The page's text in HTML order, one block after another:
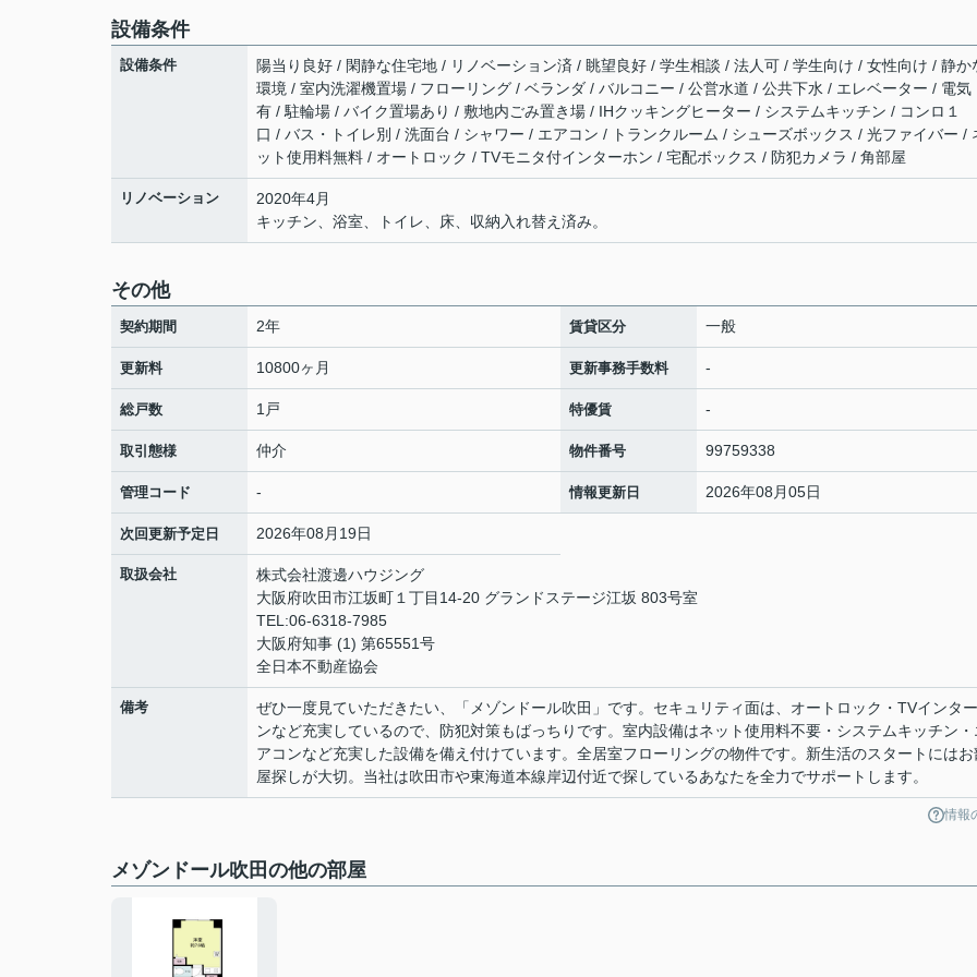
設備条件
設備条件
陽当り良好 / 閑静な住宅地 / リノベーション済 / 眺望良好 / 学生相談 / 法人可 / 学生向け / 女性向け / 静か
環境 / 室内洗濯機置場 / フローリング / ベランダ / バルコニー / 公営水道 / 公共下水 / エレベーター / 電気
有 / 駐輪場 / バイク置場あり / 敷地内ごみ置き場 / IHクッキングヒーター / システムキッチン / コンロ１
口 / バス・トイレ別 / 洗面台 / シャワー / エアコン / トランクルーム / シューズボックス / 光ファイバー /
ット使用料無料 / オートロック / TVモニタ付インターホン / 宅配ボックス / 防犯カメラ / 角部屋
リノベーション
2020年4月
キッチン、浴室、トイレ、床、収納入れ替え済み。
その他
契約期間 2年 賃貸区分 一般
更新料 10800ヶ月 更新事務手数料 -
総戸数 1戸 特優賃 -
取引態様 仲介 物件番号 99759338
管理コード - 情報更新日 2026年08月05日
次回更新予定日 2026年08月19日
取扱会社
株式会社渡邊ハウジング
大阪府吹田市江坂町１丁目14‐20 グランドステージ江坂 803号室
TEL:06-6318-7985
大阪府知事 (1) 第65551号
全日本不動産協会
備考
ぜひ一度見ていただきたい、「メゾンドール吹田」です。セキュリティ面は、オートロック・TVインタ
ンなど充実しているので、防犯対策もばっちりです。室内設備はネット使用料不要・システムキッチン・
アコンなど充実した設備を備え付けています。全居室フローリングの物件です。新生活のスタートにはお
屋探しが大切。当社は吹田市や東海道本線岸辺付近で探しているあなたを全力でサポートします。
情報
メゾンドール吹田の他の部屋